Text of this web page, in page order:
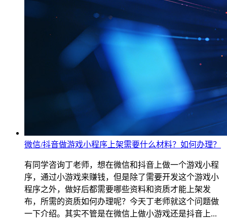
微信/抖音做游戏小程序上架需要什么材料？如何办理？
有同学咨询丁老师，想在微信和抖音上做一个游戏小程
序，通过小游戏来赚钱，但是除了需要开发这个游戏小
程序之外，做好后都需要哪些资料和资质才能上架发
布，所需的资质如何办理呢？今天丁老师就这个问题做
一下介绍。其实不管是在微信上做小游戏还是抖音上...